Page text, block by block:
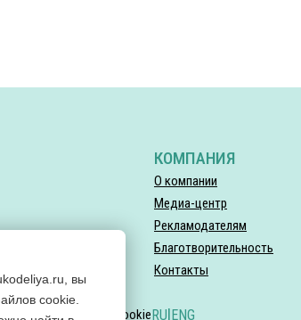
КОМПАНИЯ
О компании
Медиа-центр
Рекламодателям
Благотворительность
Контакты
файлов CookieRU|ENG
вы
cookie.